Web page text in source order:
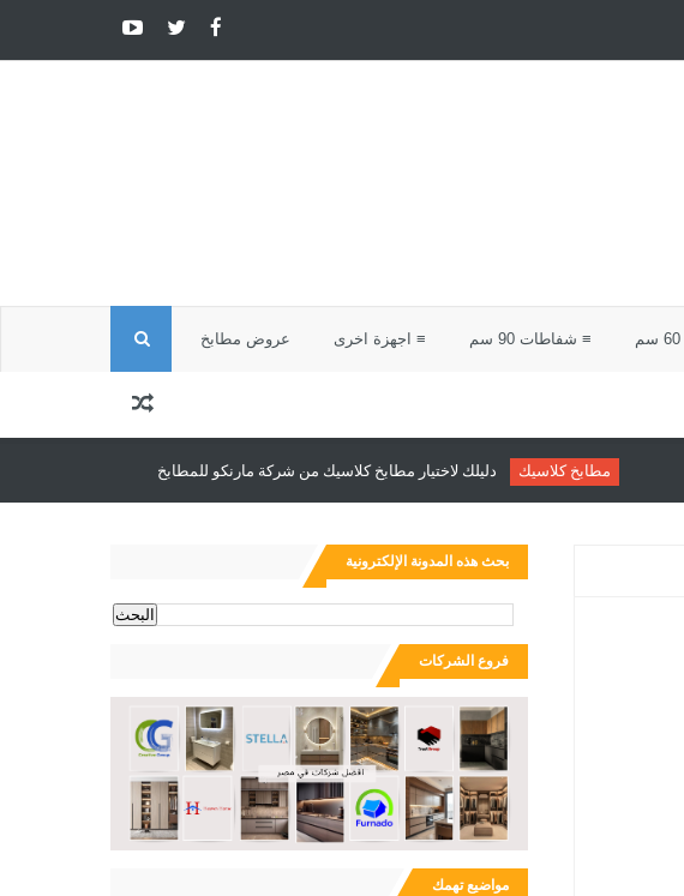
≡ شفاطات 90 سم ≡ اجهزة اخرى عروض مطابخ ا
ل
ث
دليلك لاختيار مطابخ كلاسيك من شركة مارنكو للمطابخ والدريسنج روم مطابخ كلاسيك
بحث هذه المدونة الإلكترونية
فروع الشركات
مواضيع تهمك